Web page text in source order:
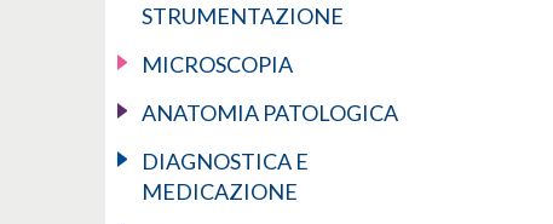
STRUMENTAZIONE
MICROSCOPIA
ANATOMIA PATOLOGICA
DIAGNOSTICA E
MEDICAZIONE